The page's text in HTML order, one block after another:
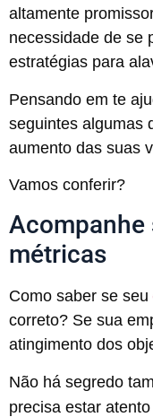
altamente
necessidade de se
estratégias para
Pensando em te
seguintes algumas
aumento das suas
Vamos conferir?
Acompanhe
métricas
Como saber se seu
correto? Se sua
atingimento dos
Não há segredo
precisa estar